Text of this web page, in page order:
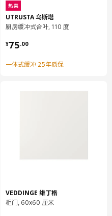
2 厘米
80 厘米
2.86 公斤
78 厘米
10.49 公斤
热卖
UTRUSTA 乌斯塔
厨房缓冲式合叶, 110 度
¥75.00
¥ 75.00
一体式缓冲 25年质保
VEDDINGE 维丁格
柜门, 60x60 厘米